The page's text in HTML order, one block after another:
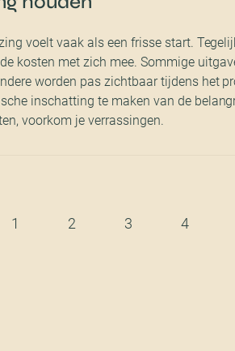
voelt vaak als een frisse start.
kosten met zich mee. Sommige
worden pas zichtbaar tijdens het
inschatting te maken van de
voorkom je verrassingen.
1 2 3 4